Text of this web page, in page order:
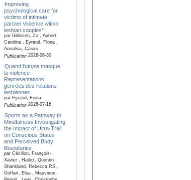
Improving
psychological care for
victims of intimate
partner violence within
lesbian couples*
par Gillissen, Zo , Aubert,
Caroline , Eyraud, Fiona ,
Annalisa, Casini
Publication2026-06-30
Quand l'utopie masque
la violence :
Représentations
genrées des relations
lesbiennes
par Eyraud, Fiona
Publication2026-07-16
Sports as a Pathway to
Mindfulness:Investigating
the Impact of Ultra-Trail
on Conscious States
and Perceived Body
Boundaries
par Cécillon, François-
Xavier , Hallez, Quentin ,
Shankland, Rebecca RS ,
Goffart, Elsa , Mauvieux,